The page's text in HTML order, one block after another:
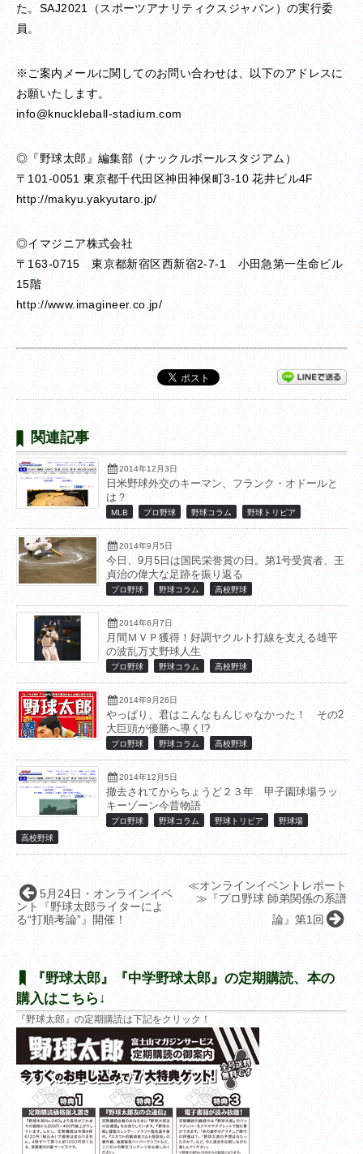
た。SAJ2021（スポーツアナリティクスジャパン）の実行委
員。
※ご案内メールに関してのお問い合わせは、以下のアドレスに
お願いたします。
info@knuckleball-stadium.com
◎『野球太郎』編集部（ナックルボールスタジアム）
〒101-0051 東京都千代田区神田神保町3-10 花井ビル4F
http://makyu.yakyutaro.jp/
◎イマジニア株式会社
〒163-0715 東京都新宿区西新宿2-7-1 小田急第一生命ビル
15階
http://www.imagineer.co.jp/
関連記事
2014年12月3日
日米野球外交のキーマン、フランク・オドールと
は？
MLB プロ野球 野球コラム 野球トリビア
2014年9月5日
今日、9月5日は国民栄誉賞の日。第1号受賞者、王
貞治の偉大な足跡を振り返る
プロ野球 野球コラム 高校野球
2014年6月7日
月間ＭＶＰ獲得！好調ヤクルト打線を支える雄平
の波乱万丈野球人生
プロ野球 野球コラム 高校野球
2014年9月26日
やっぱり、君はこんなもんじゃなかった！ その2
大巨頭が優勝へ導く!?
プロ野球 野球コラム 高校野球
2014年12月5日
撤去されてからちょうど２３年 甲子園球場ラッ
キーゾーン今昔物語
プロ野球 野球コラム 野球トリビア
野球場
高校野球
≪オンラインイベントレポート
≫『プロ野球 師弟関係の系譜
論』第1回
5月24日・オンラインイベ
ント『野球太郎ライターによ
る“打順考論”』開催！
『野球太郎』『中学野球太郎』の定期購読、本の
購入はこちら↓
『野球太郎』の定期購読は下記をクリック！